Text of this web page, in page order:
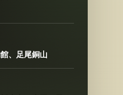
、足尾銅山